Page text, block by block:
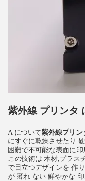
紫外線 プリンタ
A について紫外線プリン
にすぐに乾燥させたり
困難で不可能な表面に
この技術は 木材,プラス
で目立つデザインを 作
が 薄れ ない 鮮やかな